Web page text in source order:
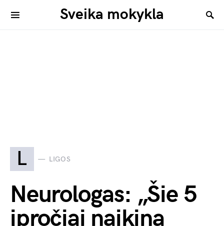
Sveika mokykla
L LIGOS
Neurologas: „Šie 5
įpročiai naikina